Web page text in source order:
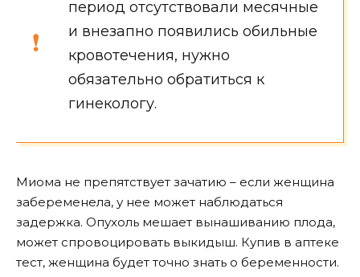
период отсутствовали месячные
и внезапно появились обильные
кровотечения, нужно
обязательно обратиться к
гинекологу.
Миома не препятствует зачатию – если женщина
забеременела, у нее может наблюдаться
задержка. Опухоль мешает вынашиванию плода,
может спровоцировать выкидыш. Купив в аптеке
тест, женщина будет точно знать о беременности.